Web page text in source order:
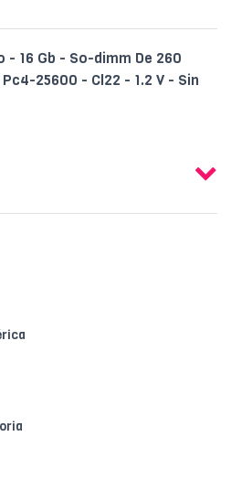
16 Gb - So-dimm De 260
25600 - Cl22 - 1.2 V - Sin